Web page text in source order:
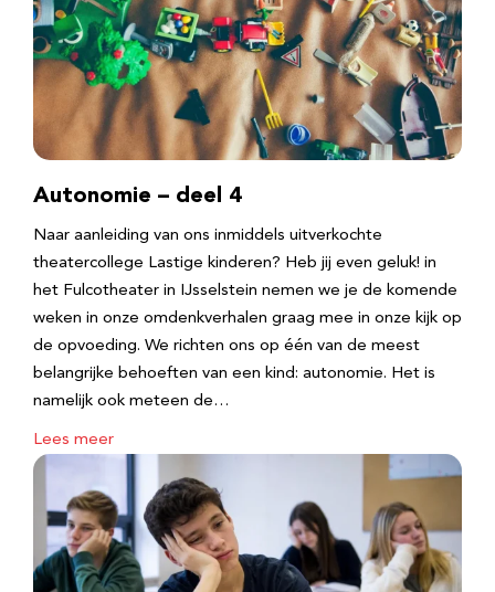
Autonomie – deel 4
Naar aanleiding van ons inmiddels uitverkochte
theatercollege Lastige kinderen? Heb jij even geluk! in
het Fulcotheater in IJsselstein nemen we je de komende
weken in onze omdenkverhalen graag mee in onze kijk op
de opvoeding. We richten ons op één van de meest
belangrijke behoeften van een kind: autonomie. Het is
namelijk ook meteen de…
Lees meer